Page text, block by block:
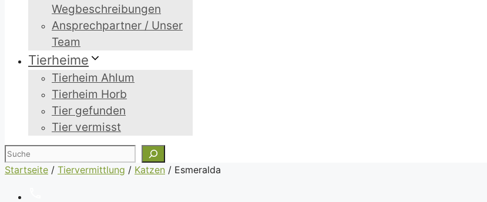
Wegbeschreibungen
Ansprechpartner / Unser
Team
Tierheime
Tierheim Ahlum
Tierheim Horb
Tier gefunden
Tier vermisst
Suchen
Startseite / Tiervermittlung / Katzen / Esmeralda